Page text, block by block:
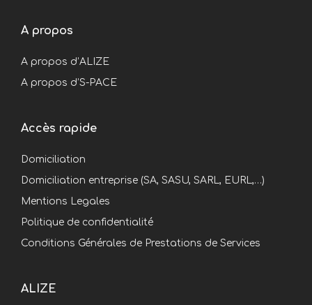
A propos
A propos d’ALIZE
A propos d’S-PACE
Accès rapide
Domiciliation
Domiciliation entreprise (SA, SASU, SARL, EURL,…)
Mentions Legales
Politique de confidentialité
Conditions Générales de Prestations de Services
ALIZE